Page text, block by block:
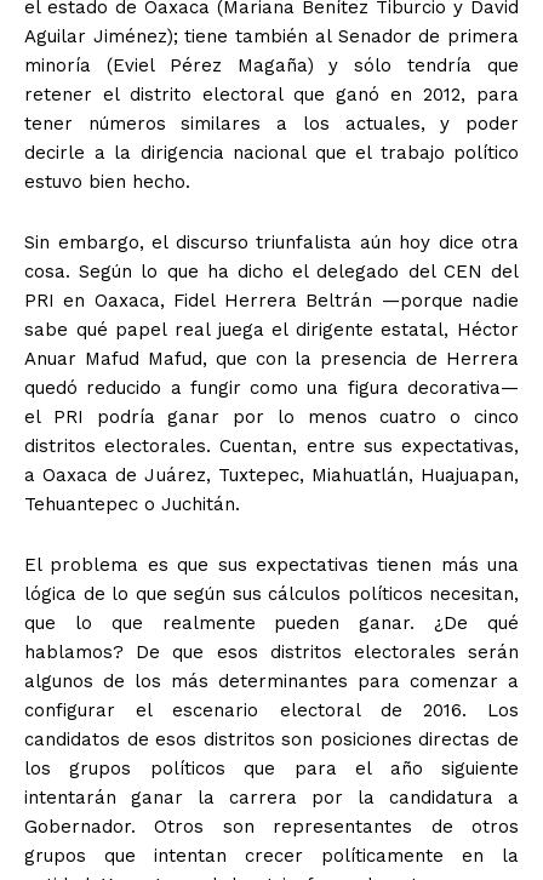
el estado de Oaxaca (Mariana Benítez Tiburcio y David
Aguilar Jiménez); tiene también al Senador de primera
minoría (Eviel Pérez Magaña) y sólo tendría que
retener el distrito electoral que ganó en 2012, para
tener números similares a los actuales, y poder
decirle a la dirigencia nacional que el trabajo político
estuvo bien hecho.
Sin embargo, el discurso triunfalista aún hoy dice otra
cosa. Según lo que ha dicho el delegado del CEN del
PRI en Oaxaca, Fidel Herrera Beltrán —porque nadie
sabe qué papel real juega el dirigente estatal, Héctor
Anuar Mafud Mafud, que con la presencia de Herrera
quedó reducido a fungir como una figura decorativa—
el PRI podría ganar por lo menos cuatro o cinco
distritos electorales. Cuentan, entre sus expectativas,
a Oaxaca de Juárez, Tuxtepec, Miahuatlán, Huajuapan,
Tehuantepec o Juchitán.
El problema es que sus expectativas tienen más una
lógica de lo que según sus cálculos políticos necesitan,
que lo que realmente pueden ganar. ¿De qué
hablamos? De que esos distritos electorales serán
algunos de los más determinantes para comenzar a
configurar el escenario electoral de 2016. Los
candidatos de esos distritos son posiciones directas de
los grupos políticos que para el año siguiente
intentarán ganar la carrera por la candidatura a
Gobernador. Otros son representantes de otros
grupos que intentan crecer políticamente en la